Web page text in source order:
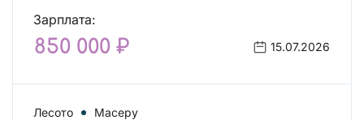
Зарплата:
850 000 ₽ 15.07.2026
Лесото Масеру